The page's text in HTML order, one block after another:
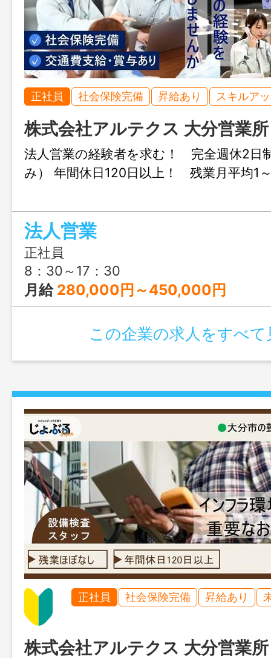
正社員 社会保険完備 昇給あり スキルア
株式会社アルテクス 大分営業所
法人営業の経験者を求む！ 完全週休2日
み） 年間休日120日以上！ 残業月平均1
法人営業
正社員
8：30～17：30
月給 280,000円～450,000円
この企業の求人をすべて
正社員 社会保険完備 昇給あり
株式会社アルテクス 大分営業所